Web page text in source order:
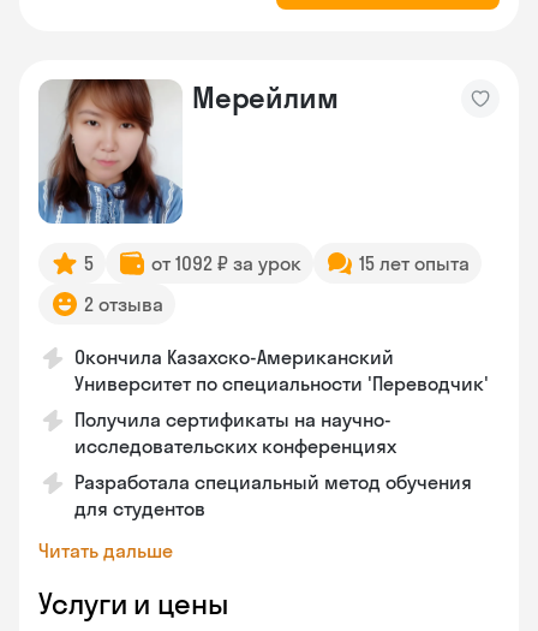
Мерейлим
5 от 1092 ₽ за урок
15 лет опыта
2 отзыва
Окончила Казахско-Американский
Университет по специальности 'Переводчик'
Получила сертификаты на научно-
исследовательских конференциях
Разработала специальный метод обучения
для студентов
Читать дальше
Услуги и цены